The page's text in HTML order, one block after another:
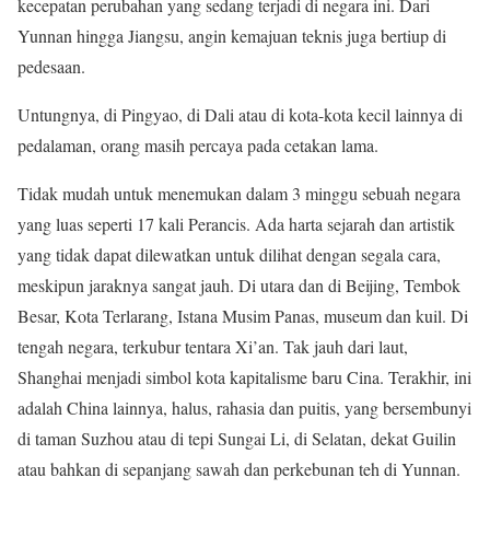
kecepatan perubahan yang sedang terjadi di negara ini. Dari
Yunnan hingga Jiangsu, angin kemajuan teknis juga bertiup di
pedesaan.
Untungnya, di Pingyao, di Dali atau di kota-kota kecil lainnya di
pedalaman, orang masih percaya pada cetakan lama.
Tidak mudah untuk menemukan dalam 3 minggu sebuah negara
yang luas seperti 17 kali Perancis. Ada harta sejarah dan artistik
yang tidak dapat dilewatkan untuk dilihat dengan segala cara,
meskipun jaraknya sangat jauh. Di utara dan di Beijing, Tembok
Besar, Kota Terlarang, Istana Musim Panas, museum dan kuil. Di
tengah negara, terkubur tentara Xi’an. Tak jauh dari laut,
Shanghai menjadi simbol kota kapitalisme baru Cina. Terakhir, ini
adalah China lainnya, halus, rahasia dan puitis, yang bersembunyi
di taman Suzhou atau di tepi Sungai Li, di Selatan, dekat Guilin
atau bahkan di sepanjang sawah dan perkebunan teh di Yunnan.